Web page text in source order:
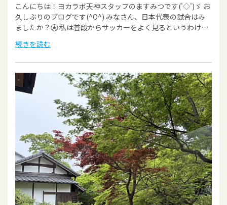
こんにちは！ヨカラボ天神スタッフのますみつです('◇')ゞ お
久しぶりのブログです(^O^) みなさん、日本代表の試合はみ
ましたか？⚽ 私は普段からサッカーをよく見るというわけ…
続きを読む